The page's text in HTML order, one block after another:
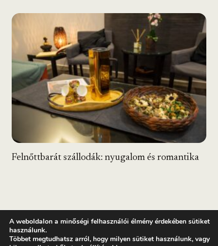
Felnőttbarát szállodák: nyugalom és romantika
A weboldalon a minőségi felhasználói élmény érdekében sütiket
használunk.
Többet megtudhatsz arról, hogy milyen sütiket használunk, vagy